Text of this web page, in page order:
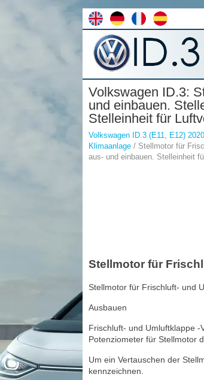
Volkswagen ID.3:
und einbauen.
Stelleinheit für
Volkswagen ID.3 (E11, E12)
Klimaanlage / Stellmotor für
aus- und einbauen. Stelleinheit
Stellmotor für
Stellmotor für Frischluft- und
Ausbauen
Frischluft- und Umluftklappe
Potenziometer für Stellmotor
Um ein Vertauschen der
kennzeichnen.